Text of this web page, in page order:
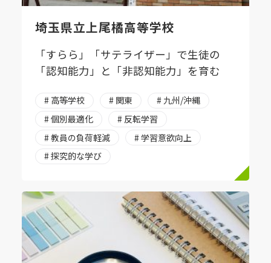
埼玉県立上尾橘高等学校
「すらら」「サテライザー」で生徒の
「認知能力」と「非認知能力」を育む
# 高等学校 # 関東
# 九州/沖縄
# 個別最適化
# 反転学習
# 教員の負荷軽減
# 学習意欲向上
# 探究的な学び